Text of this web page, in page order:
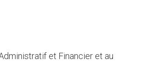
et Financier et au